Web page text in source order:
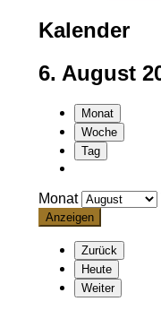
Kalender
6. August
Monat
Woche
Tag
Monat
Zurück
Heute
Weiter